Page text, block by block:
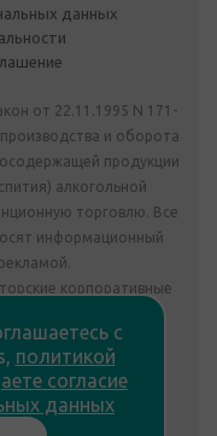
данных
от 22.11.1995 N 171-
и оборота
продукции
алкогольной
торговлю. Все
информационный
корпоративные
от изображения.
офертой.
№78РПА0009672 от
с
политикой
согласие
данных